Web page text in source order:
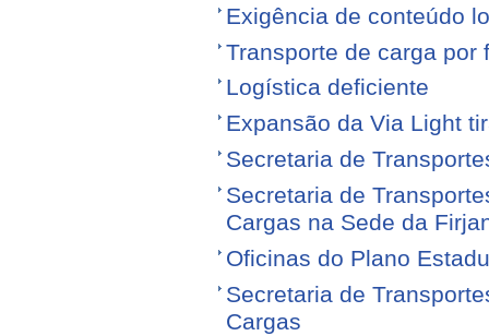
Exigência de conteúdo
Transporte de carga por
Logística deficiente
Expansão da Via Light
Secretaria de
Secretaria de
Cargas na Sede da
Oficinas do Plano
Secretaria de
Cargas